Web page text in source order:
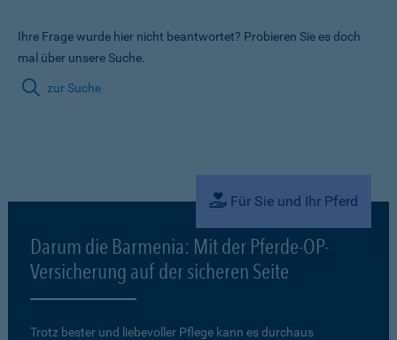
Ihre Frage wurde hier nicht beantwortet? Probieren Sie es doch
mal über unsere Suche.
zur Suche
Für Sie und Ihr Pferd
Darum die Barmenia: Mit der Pferde-OP-
Versicherung auf der sicheren Seite
Trotz bester und liebevoller Pflege kann es durchaus